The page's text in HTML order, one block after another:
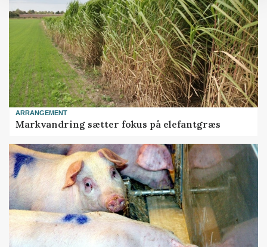
ARRANGEMENT
Markvandring sætter fokus på elefantgræs